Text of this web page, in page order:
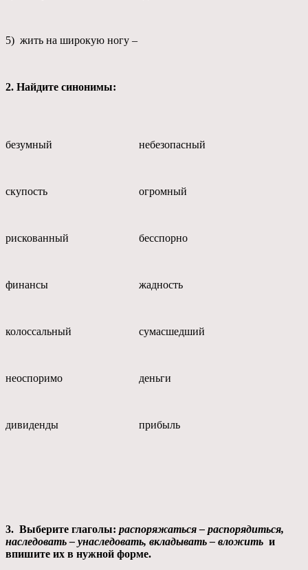
5) жить на широкую ногу –
2. Найдите синонимы:
безумный
скупость
рискованный
финансы
колоссальный
неоспоримо
дивиденды
небезопасный
огромный
бесспорно
жадность
сумасшедший
деньги
прибыль
3. Выберите глаголы: распоряжаться – распорядиться,
наследовать – унаследовать, вкладывать – вложить и
впишите их в нужной форме.